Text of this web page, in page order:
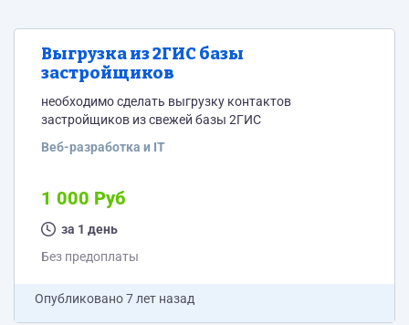
Выгрузка из 2ГИС базы
застройщиков
необходимо сделать выгрузку контактов
застройщиков из свежей базы 2ГИС
Веб-разработка и IT
1 000 Руб
за 1 день
Без предоплаты
Опубликовано7 лет назад